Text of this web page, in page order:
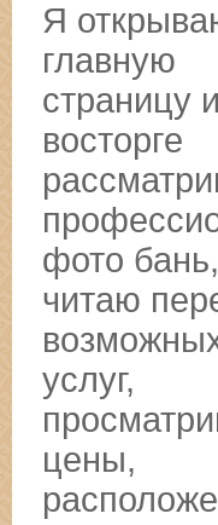
Я
главную
страницу
восторге
фото бань,
читаю
услуг,
цены,